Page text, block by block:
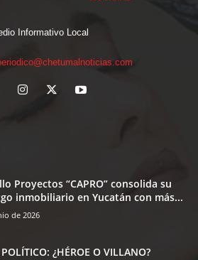
Informativo Local
Proyectos “CAPRO” consolida su
inmobiliario en Yucatán con más...
de 2026
¿HÉROE O VILLANO?